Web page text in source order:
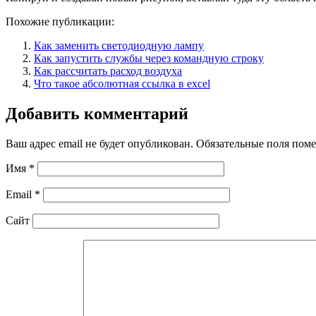
Похожие публикации:
Как заменить светодиодную лампу
Как запустить службы через командную строку
Как рассчитать расход воздуха
Что такое абсолютная ссылка в excel
Добавить комментарий
Ваш адрес email не будет опубликован. Обязательные поля
Имя *
Email *
Сайт